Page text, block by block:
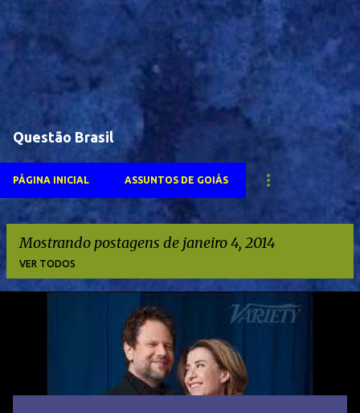
Questão Brasil
PÁGINA INICIAL ASSUNTOS DE GOIÁS
Mostrando postagens de janeiro 4, 2014
VER TODOS